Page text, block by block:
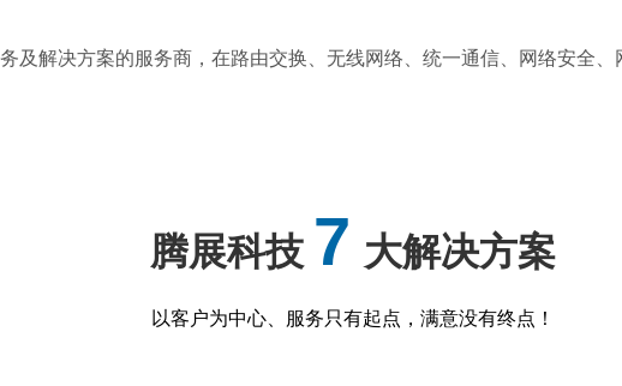
及解决方案的服务商，在路由交换、无线网络、统一通信、网络安全
腾展科技 7 大解决方案
以客户为中心、服务只有起点，满意没有终点！